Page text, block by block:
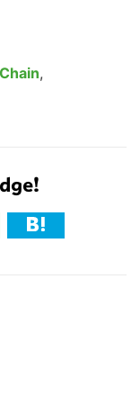
,